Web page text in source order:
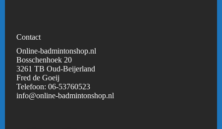
Contact
Online-badmintonshop.nl
Bosschenhoek 20
3261 TB Oud-Beijerland
Fred de Goeij
Telefoon:06-53760523
info@online-badmintonshop.nl